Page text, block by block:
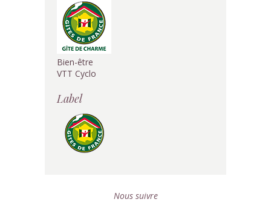
Bien-être
VTT Cyclo
Label
Nous suivre